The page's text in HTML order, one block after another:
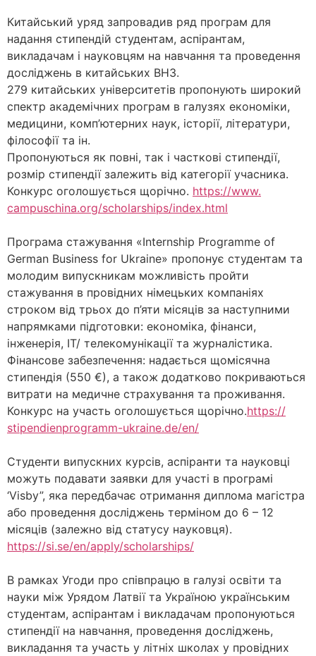
Китайський уряд запровадив ряд програм для
надання стипендій студентам, аспірантам,
викладачам і науковцям на навчання та проведення
досліджень в китайських ВНЗ.
279 китайських університетів пропонують широкий
спектр академічних програм в галузях економіки,
медицини, комп’ютерних наук, історії, літератури,
філософії та ін.
Пропонуються як повні, так і часткові стипендії,
розмір стипендії залежить від категорії учасника.
Конкурс оголошується щорічно. https://www.
campuschina.org/scholarships/index.html
Програма стажування «Internship Programme of
German Business for Ukraine» пропонує студентам та
молодим випускникам можливість пройти
стажування в провідних німецьких компаніях
строком від трьох до п’яти місяців за наступними
напрямками підготовки: економіка, фінанси,
інженерія, IT/ телекомунікації та журналістика.
Фінансове забезпечення: надається щомісячна
стипендія (550 €), а також додатково покриваються
витрати на медичне страхування та проживання.
Конкурс на участь оголошується щорічно.https://
stipendienprogramm-ukraine.de/en/
Студенти випускних курсів, аспіранти та науковці
можуть подавати заявки для участі в програмі
‘Visby”, яка передбачає отримання диплома магістра
або проведення досліджень терміном до 6 – 12
місяців (залежно від статусу науковця).
https://si.se/en/apply/scholarships/
В рамках Угоди про співпрацю в галузі освіти та
науки між Урядом Латвії та Україною українським
студентам, аспірантам і викладачам пропонуються
стипендії на навчання, проведення досліджень,
викладання та участь у літніх школах у провідних